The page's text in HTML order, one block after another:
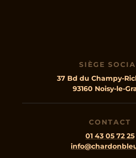
SIÈGE
37 Bd du Champy-
93160 Noisy-le-
CONTACT
01 43 05 72 25